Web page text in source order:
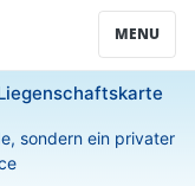
MENU
sondern ein privater